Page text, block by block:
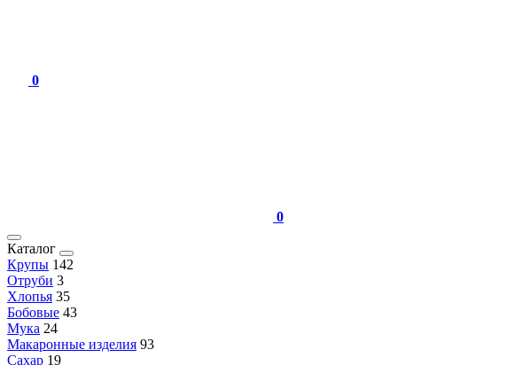
0
0
Каталог
Крупы 142
Отруби 3
Хлопья 35
Бобовые 43
Мука 24
Макаронные изделия 93
Сахар 19